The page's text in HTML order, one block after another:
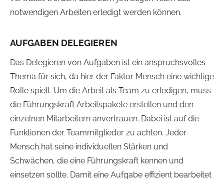
notwendigen Arbeiten erledigt werden können.
AUFGABEN DELEGIEREN
Das Delegieren von Aufgaben ist ein anspruchsvolles
Thema für sich, da hier der Faktor Mensch eine wichtige
Rolle spielt. Um die Arbeit als Team zu erledigen, muss
die Führungskraft Arbeitspakete erstellen und den
einzelnen Mitarbeitern anvertrauen. Dabei ist auf die
Funktionen der Teammitglieder zu achten. Jeder
Mensch hat seine individuellen Stärken und
Schwächen, die eine Führungskraft kennen und
einsetzen sollte. Damit eine Aufgabe effizient bearbeitet